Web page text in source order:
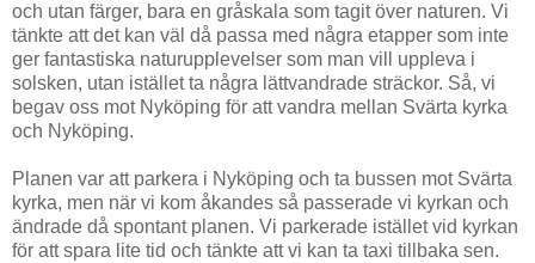
och utan färger, bara en gråskala som tagit över naturen. Vi
tänkte att det kan väl då passa med några etapper som inte
ger fantastiska naturupplevelser som man vill uppleva i
solsken, utan istället ta några lättvandrade sträckor. Så, vi
begav oss mot Nyköping för att vandra mellan Svärta kyrka
och Nyköping.
Planen var att parkera i Nyköping och ta bussen mot Svärta
kyrka, men när vi kom åkandes så passerade vi kyrkan och
ändrade då spontant planen. Vi parkerade istället vid kyrkan
för att spara lite tid och tänkte att vi kan ta taxi tillbaka sen.